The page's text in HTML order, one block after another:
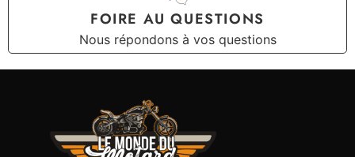
FOIRE AU QUESTIONS
Nous répondons à vos questions